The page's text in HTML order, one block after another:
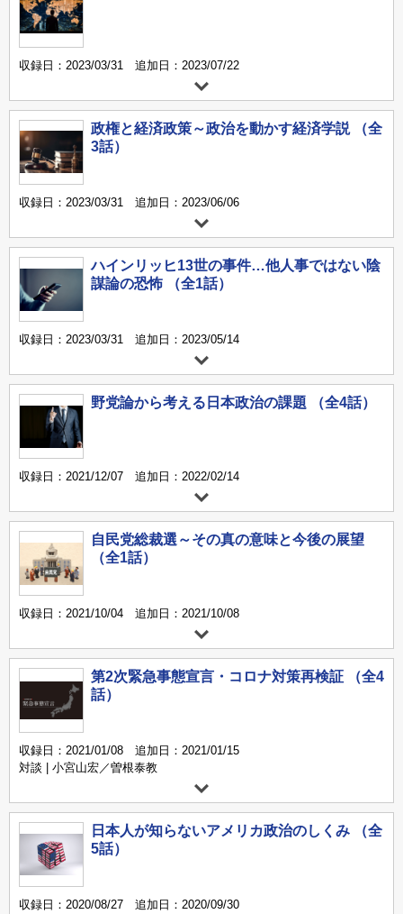
収録日：2023/03/31 追加日：2023/07/22
政権と経済政策～政治を動かす経済学説 （全
3話）
収録日：2023/03/31 追加日：2023/06/06
ハインリッヒ13世の事件…他人事ではない陰
謀論の恐怖 （全1話）
収録日：2023/03/31 追加日：2023/05/14
野党論から考える日本政治の課題 （全4話）
収録日：2021/12/07 追加日：2022/02/14
自民党総裁選～その真の意味と今後の展望
（全1話）
収録日：2021/10/04 追加日：2021/10/08
第2次緊急事態宣言・コロナ対策再検証 （全4
話）
収録日：2021/01/08 追加日：2021/01/15
対談 | 小宮山宏／曽根泰教
日本人が知らないアメリカ政治のしくみ （全
5話）
収録日：2020/08/27 追加日：2020/09/30